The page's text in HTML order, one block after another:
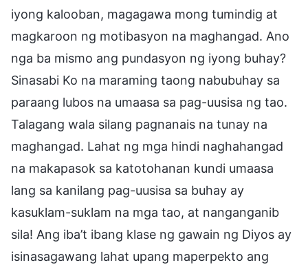
iyong kalooban, magagawa mong tumindig at
magkaroon ng motibasyon na maghangad. Ano
nga ba mismo ang pundasyon ng iyong buhay?
Sinasabi Ko na maraming taong nabubuhay sa
paraang lubos na umaasa sa pag-uusisa ng tao.
Talagang wala silang pagnanais na tunay na
maghangad. Lahat ng mga hindi naghahangad
na makapasok sa katotohanan kundi umaasa
lang sa kanilang pag-uusisa sa buhay ay
kasuklam-suklam na mga tao, at nanganganib
sila! Ang iba’t ibang klase ng gawain ng Diyos ay
isinasagawang lahat upang maperpekto ang